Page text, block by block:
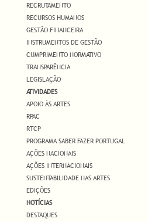
RECRUTAMENTO
RECURSOS HUMANOS
GESTÃO FINANCEIRA
INSTRUMENTOS DE GESTÃO
CUMPRIMENTO NORMATIVO
TRANSPARÊNCIA
LEGISLAÇÃO
ATIVIDADES
APOIO ÀS ARTES
RPAC
RTCP
PROGRAMA SABER FAZER PORTUGAL
AÇÕES NACIONAIS
AÇÕES INTERNACIONAIS
SUSTENTABILIDADE NAS ARTES
EDIÇÕES
NOTÍCIAS
DESTAQUES